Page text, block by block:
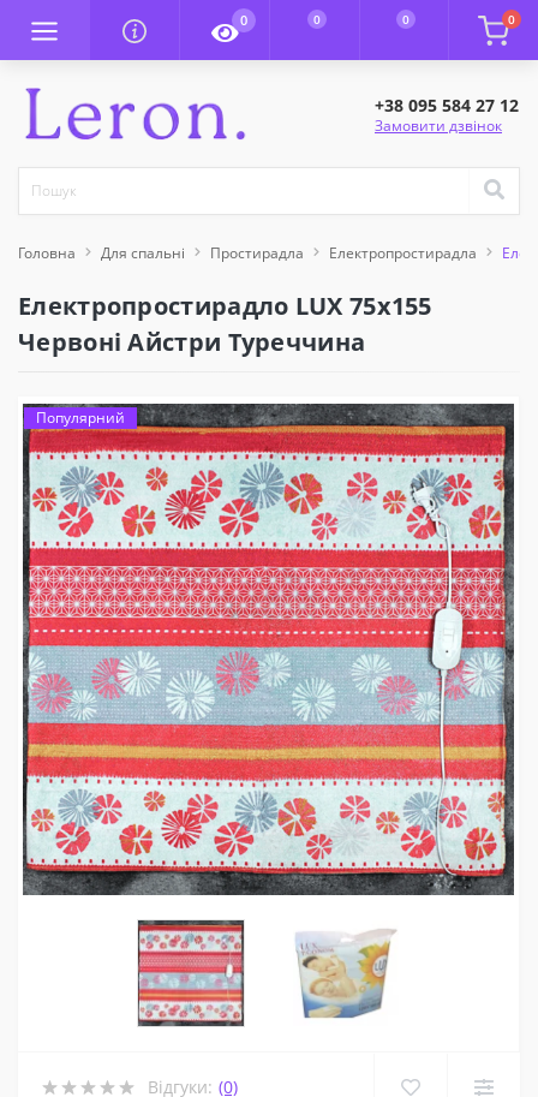
0 0 0 0
+38 095 584 27 12
Замовити дзвінок
Головна Для спальні Простирадла Електропростирадла
Електропростирадло LUX 75x155
Червоні Айстри Туреччина
Популярний
Відгуки: (0)